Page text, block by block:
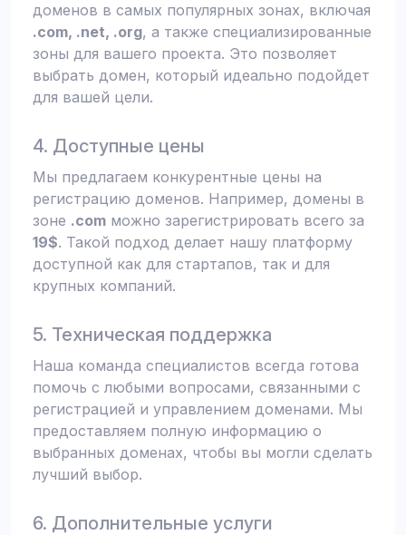
доменов в самых популярных зонах, включая
.com, .net, .org, а также специализированные
зоны для вашего проекта. Это позволяет
выбрать домен, который идеально подойдет
для вашей цели.
4. Доступные цены
Мы предлагаем конкурентные цены на
регистрацию доменов. Например, домены в
зоне .com можно зарегистрировать всего за
19$. Такой подход делает нашу платформу
доступной как для стартапов, так и для
крупных компаний.
5. Техническая поддержка
Наша команда специалистов всегда готова
помочь с любыми вопросами, связанными с
регистрацией и управлением доменами. Мы
предоставляем полную информацию о
выбранных доменах, чтобы вы могли сделать
лучший выбор.
6. Дополнительные услуги